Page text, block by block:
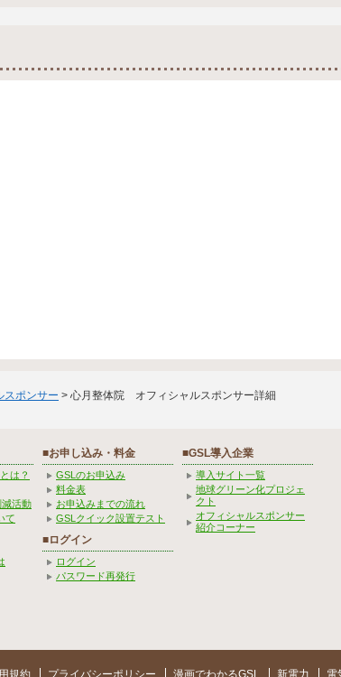
スポンサー > 心月整体院 オフィシャルスポンサー詳細
は？
活動
て
■お申し込み・料金
GSLのお申込み
料金表
お申込みまでの流れ
GSLクイック設置テスト
■ログイン
ログイン
パスワード再発行
■GSL導入企業
導入サイト一覧
地球グリーン化プロジェ
クト
オフィシャルスポンサー
紹介コーナー
規約 プライバシーポリシー 漫画でわかるGSL 新電力 電